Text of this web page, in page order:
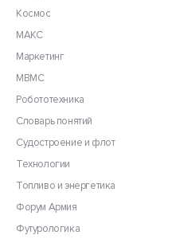
Космос
МАКС
Маркетинг
МВМС
Робототехника
Словарь понятий
Судостроение и флот
Технологии
Топливо и энергетика
Форум Армия
Футурологика